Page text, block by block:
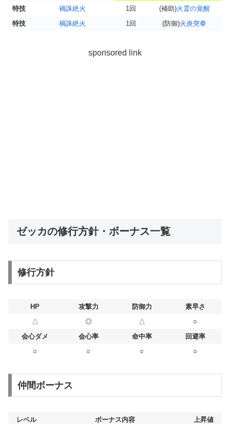
特技
禍誅絶火 1回 (補助)火霊の覚醒
特技
禍誅絶火 1回 (防御)火炎突拳
sponsored link
ゼッカの修行方針・ボーナス一覧
修行方針
HP 攻撃力 防御力
素早さ
△
◎ △
○
会心ダメ
会心率 命中率
回避率
○
○ ○ ○
仲間ボーナス
レベル ボーナス内容
上昇値